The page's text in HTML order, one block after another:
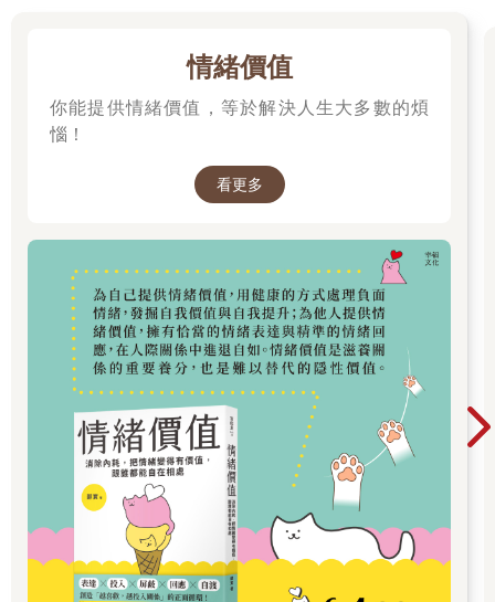
幾個字進去，句子就變得通順很多。比如說，我不愛用「總而言
之」這四個字，基於不明原因，我也很少用「並且」。
等到文章寫完，有些地方總覺得生硬，隨手加了幾個「而且」
勁，寫了這麼多年書，一個句子還要改寫到第三遍才知道怎麼讓
它通順。所以，如果有人罵我句子不通，我就會看一下是不是真
如果別人的謾罵沒有道理，我理所當然會覺得不愉快。
可是因為能想像別人的處境，我會知道，這是別人受到他自身情
緒影響的結果，他當時正處於想罵人的心情，所以他罵人了，而
被罵的人，剛好就是我。我有盡到我的功用—被人家罵一下，讓
他的情緒有一個去處，那個情緒抵達到我這裡，並且被我收到。
至於它對我有沒有影響？影響到什麼程度？我得自己決定。
情緒價值
你能提供情緒價值，等於解決人生大多數的煩
惱！
看更多